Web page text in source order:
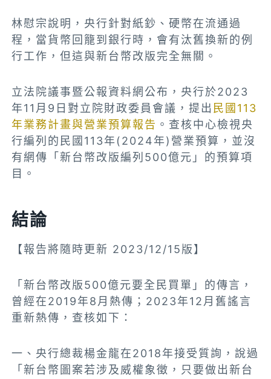
林慰宗說明，央行針對紙鈔、硬幣在流通過
程，當貨幣回籠到銀行時，會有汰舊換新的例
行工作，但這與新台幣改版完全無關。
立法院議事暨公報資料網公布，央行於2023
年11月9日對立院財政委員會議，提出 民國113
年業務計畫與營業預算報告 。查核中心檢視央
行編列的民國113年(2024年)營業預算，並沒
有網傳「新台幣改版編列500億元」的預算項
目。
結論
【報告將隨時更新 2023/12/15版】
「新台幣改版500億元要全民買單」的傳言，
曾經在2019年8月熱傳；2023年12月舊謠言
重新熱傳，查核如下：
一、央行總裁楊金龍在2018年接受質詢，說過
「新台幣圖案若涉及威權象徵，只要做出新台